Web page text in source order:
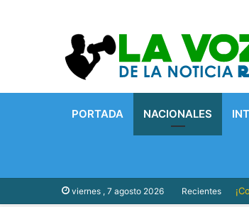
PORTADA NACIONALES
viernes , 7 agosto 2026 Recientes